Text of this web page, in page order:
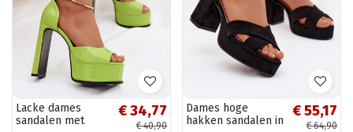
Lacke dames
sandalen met
€ 34,77
€ 40,90
Dames hoge
hakken sandalen in
€ 55,17
€ 64,90